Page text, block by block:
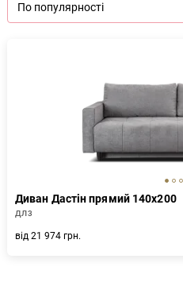
По популярності
Диван Дастін прямий 140x200
ДЛ3
від 21 974 грн.